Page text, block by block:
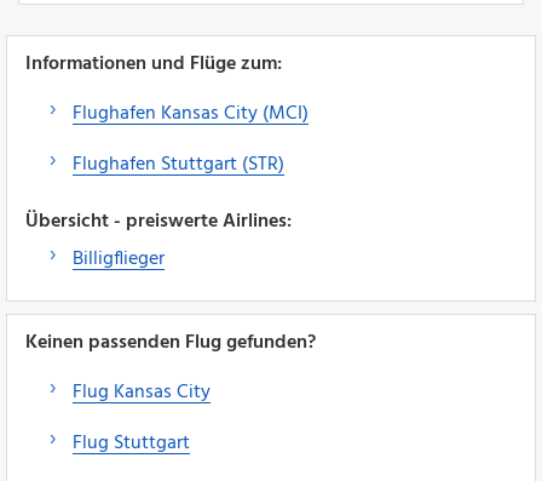
Informationen und Flüge zum:
Flughafen Kansas City (MCI)
Flughafen Stuttgart (STR)
Übersicht - preiswerte Airlines:
Billigflieger
Keinen passenden Flug gefunden?
Flug Kansas City
Flug Stuttgart